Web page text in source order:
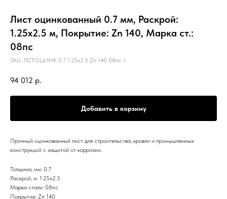
Лист оцинкованный 0.7 мм, Раскрой:
1.25х2.5 м, Покрытие: Zn 140, Марка ст.:
08пс
SKU: ЛСТОЦИНК 0.7 1.25х2.5 Zn 140 08пс т
94 012 р.
Добавить в корзину
Прочный оцинкованный лист для строительства, кровли и промышленных
конструкций с защитой от коррозии.
Толщина, мм: 0.7
Раскрой, м: 1.25х2.5
Марка стали: 08пс
Покрытие: Zn 140